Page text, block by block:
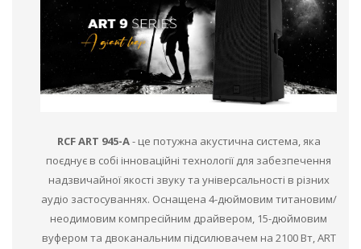
RCF ART 945-A- це потужна акустична система, яка
поєднує в собі інноваційні технології для забезпечення
надзвичайної якості звуку та універсальності в різних
аудіо застосуваннях. Оснащена 4-дюймовим титановим/
неодимовим компресійним драйвером, 15-дюймовим
вуфером та двоканальним підсилювачем на 2100 Вт, ART